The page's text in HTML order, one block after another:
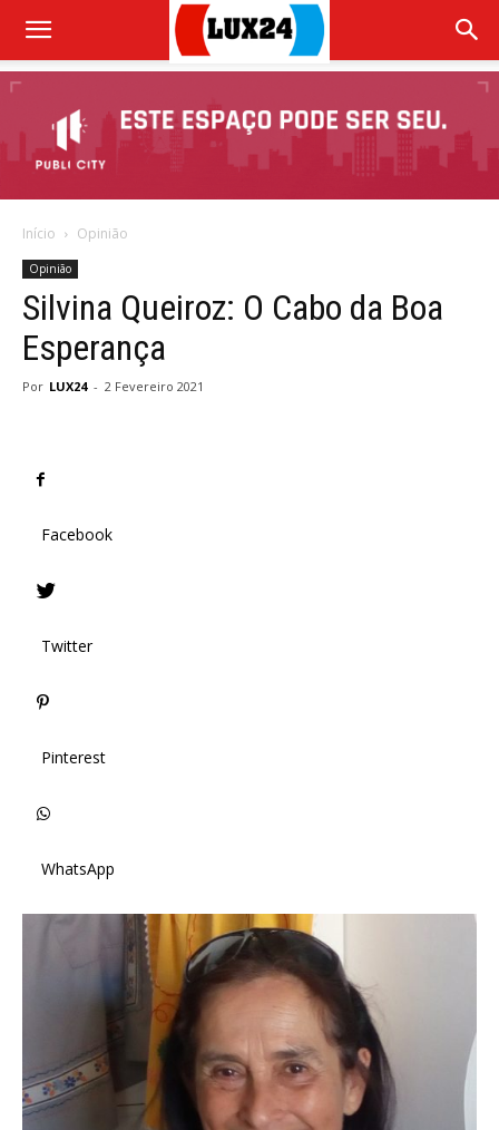
Início Opinião
Opinião
Silvina Queiroz: O Cabo da Boa
Esperança
Por LUX24 - 2 Fevereiro 2021
Facebook
Twitter
Pinterest
WhatsApp